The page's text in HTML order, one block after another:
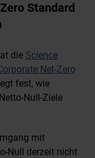
Standard
die Science
Net-Zero
fest, wie
Null-Ziele
mit
Null derzeit nicht